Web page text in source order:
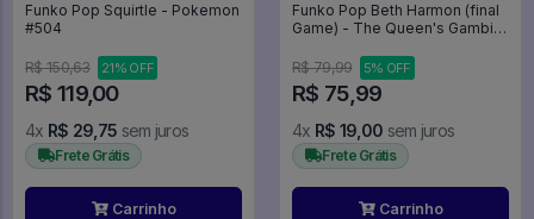
Funko Pop Squirtle - Pokemon
#504
R$ 150,63 21% OFF
R$ 119,00
4x R$ 29,75 sem juros
Frete Grátis
Carrinho
Funko Pop Beth Harmon (final
Game) - The Queen's Gambit
#1123
R$ 79,99 5% OFF
R$ 75,99
4x R$ 19,00 sem juros
Frete Grátis
Carrinho